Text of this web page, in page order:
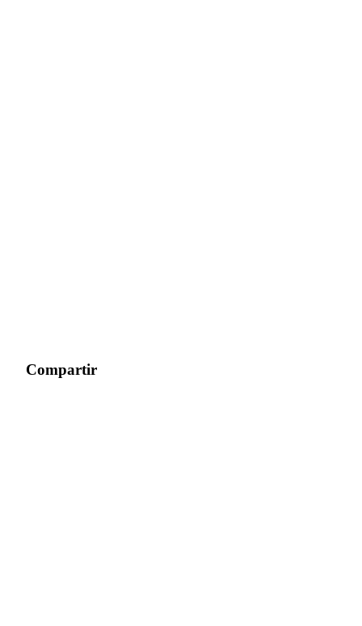
Compartir